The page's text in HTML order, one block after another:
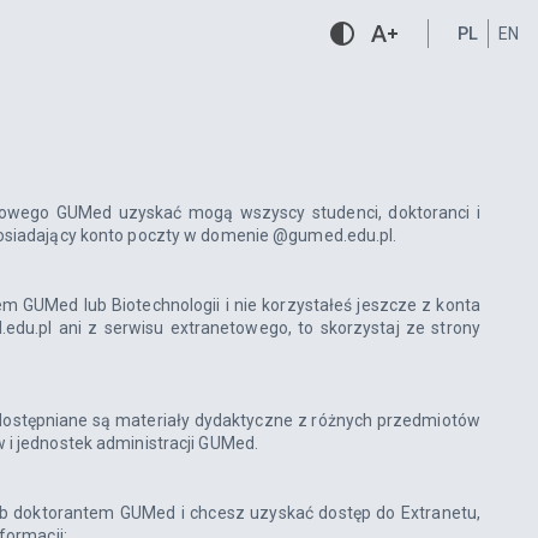
contrast text_increase PL EN
GUMed uzyskać mogą wszyscy studenci, doktoranci i
konto poczty w domenie @gumed.edu.pl.
GUMed lub Biotechnologii i nie korzystałeś jeszcze z konta
ani z serwisu extranetowego, to skorzystaj ze strony
są materiały dydaktyczne z różnych przedmiotów
jednostek administracji GUMed.
doktorantem GUMed i chcesz uzyskać dostęp do Extranetu,